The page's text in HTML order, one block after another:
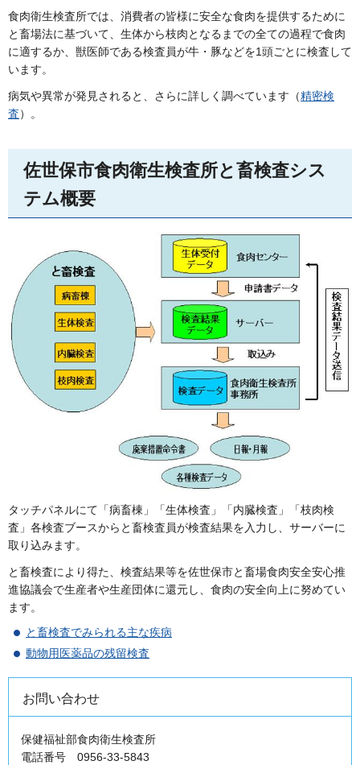
食肉衛生検査所では、消費者の皆様に安全な食肉を提供するために
と畜場法に基づいて、生体から枝肉となるまでの全ての過程で食肉
に適するか、獣医師である検査員が牛・豚などを1頭ごとに検査して
います。
病気や異常が発見されると、さらに詳しく調べています（精密検
査）。
佐世保市食肉衛生検査所と畜検査シス
テム概要
タッチパネルにて「病畜棟」「生体検査」「内臓検査」「枝肉検
査」各検査ブースからと畜検査員が検査結果を入力し、サーバーに
取り込みます。
と畜検査により得た、検査結果等を佐世保市と畜場食肉安全安心推
進協議会で生産者や生産団体に還元し、食肉の安全向上に努めてい
ます。
と畜検査でみられる主な疾病
動物用医薬品の残留検査
お問い合わせ
保健福祉部食肉衛生検査所
電話番号 0956-33-5843